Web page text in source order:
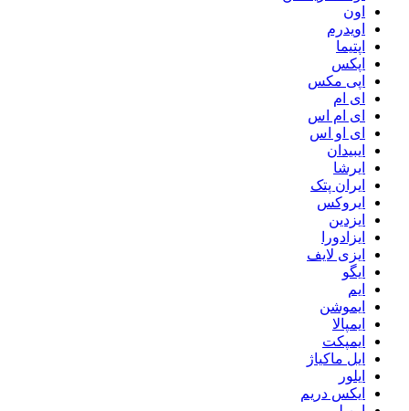
اون
اویدرم
اپتیما
اپکس
اپی مکس
ای ام
ای ام اس
ای او اس
ایبیدان
ایرشا
ایران پتک
ایروکس
ایزدین
ایزادورا
ایزی لایف
ایگو
ایم
ایموشن
ایمپالا
ایمپکت
ایل ماکیاژ
ایلور
ایکس دریم